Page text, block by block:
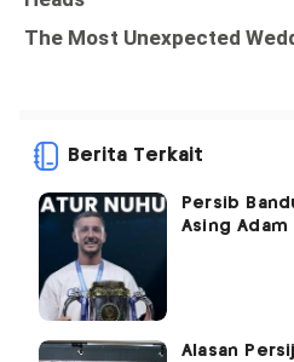
Berita Terkait
Persib
Asing Adam
Alasan